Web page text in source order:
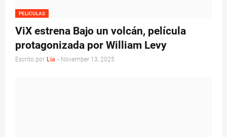
PELICULAS
ViX estrena Bajo un volcán, película
protagonizada por William Levy
Escrito por Lia - November 13, 2025